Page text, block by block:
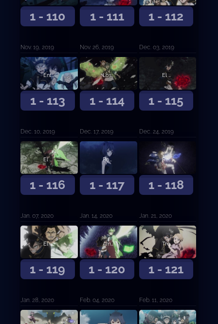
1 - 110
Nov. 19, 2019
1 - 111
Nov. 26, 2019
1 - 112
Dec. 03, 2019
1 - 113
Entrando al Palacio de las Sombras
Dec. 10, 2019
1 - 114
Los invasores finales
Dec. 17, 2019
1 - 115
El cerebro
Dec. 24, 2019
1 - 116
El peor enemigo natural
Jan. 07, 2020
1 - 117
Rompiendo el sello
Jan. 14, 2020
1 - 118
Reencuentro a través del tiempo
Jan. 21, 2020
1 - 119
El ataque final
Jan. 28, 2020
1 - 120
Amanecer
Feb. 04, 2020
1 - 121
Tres problemas
Feb. 11, 2020